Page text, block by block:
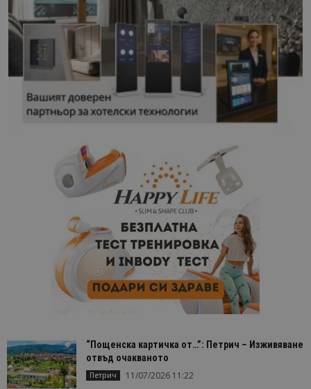
“Пощенска картичка от…”: Петрич – Изживяване
отвъд очакваното
Петрич 11/07/2026 11:22